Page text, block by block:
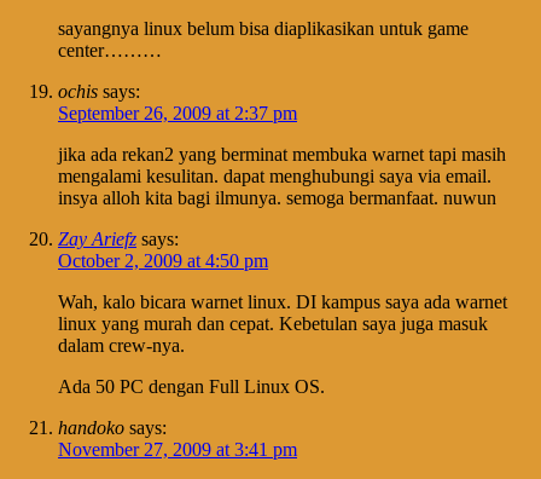
sayangnya linux belum bisa diaplikasikan untuk game
center………
ochis says:
September 26, 2009 at 2:37 pm
jika ada rekan2 yang berminat membuka warnet tapi masih
mengalami kesulitan. dapat menghubungi saya via email.
insya alloh kita bagi ilmunya. semoga bermanfaat. nuwun
Zay Ariefz says:
October 2, 2009 at 4:50 pm
Wah, kalo bicara warnet linux. DI kampus saya ada warnet
linux yang murah dan cepat. Kebetulan saya juga masuk
dalam crew-nya.
Ada 50 PC dengan Full Linux OS.
handoko says:
November 27, 2009 at 3:41 pm